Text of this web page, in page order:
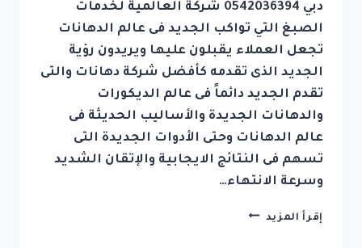
دبي 0542036394 شركة العالمية لخدمات
الصبغ التي تواكب الجديد فى عالم الدهانات
تجعل العملاء يقبلون عليها ويريدون رؤية
الجديد الذى تقدمه كأفضل شركة دهانات والتى
تقدم الجديد دائماً فى عالم الديكورات
والدهانات الجديدة والأساليب الحديثة فى
عالم الدهانات وحتى الأدوات الجديدة التى
تسهم فى النتائج الايجابية والإتقان الشديد
وسرعة الانتهاء…
إقرأ المزيد شركة